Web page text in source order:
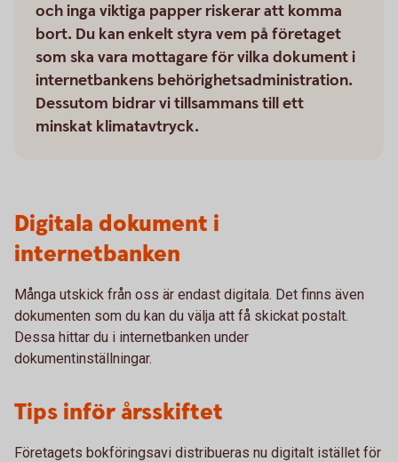
och inga viktiga papper riskerar att komma
bort. Du kan enkelt styra vem på företaget
som ska vara mottagare för vilka dokument i
internetbankens behörighetsadministration.
Dessutom bidrar vi tillsammans till ett
minskat klimatavtryck.
Digitala dokument i
internetbanken
Många utskick från oss är endast digitala. Det finns även
dokumenten som du kan du välja att få skickat postalt.
Dessa hittar du i internetbanken under
dokumentinställningar.
Tips inför årsskiftet
Företagets bokföringsavi distribueras nu digitalt istället för